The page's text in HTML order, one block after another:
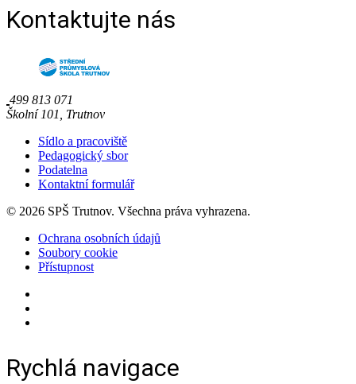
Kontaktujte nás
499 813 071
Školní 101, Trutnov
Sídlo a pracoviště
Pedagogický sbor
Podatelna
Kontaktní formulář
© 2026 SPŠ Trutnov. Všechna práva vyhrazena.
Ochrana osobních údajů
Soubory cookie
Přístupnost
Rychlá navigace